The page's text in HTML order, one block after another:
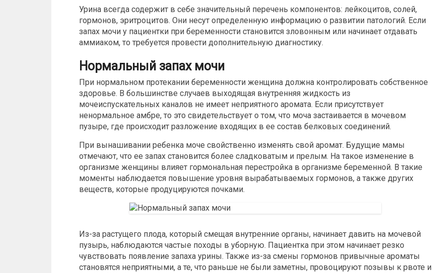
Урина всегда содержит в себе значительный перечень компонентов: лейкоцитов, солей,
гормонов, эритроцитов. Они несут определенную информацию о развитии патологий. Если
запах мочи у пациентки при беременности становится зловонным или начинает отдавать
аммиаком, то требуется провести дополнительную диагностику.
Нормальный запах мочи
При нормальном протекании беременности женщина должна контролировать собственное
здоровье. В большинстве случаев выходящая внутренняя жидкость из
мочеиспускательных каналов не имеет неприятного аромата. Если присутствует
ненормальное амбре, то это свидетельствует о том, что моча застаивается в мочевом
пузыре, где происходит разложение входящих в ее состав белковых соединений.
При вынашивании ребенка моче свойственно изменять свой аромат. Будущие мамы
отмечают, что ее запах становится более сладковатым и прелым. На такое изменение в
организме женщины влияет гормональная перестройка в организме беременной. В такие
моменты наблюдается повышение уровня вырабатываемых гормонов, а также других
веществ, которые продуцируются почками.
Из-за растущего плода, который смещая внутренние органы, начинает давить на мочевой
пузырь, наблюдаются частые походы в уборную. Пациентка при этом начинает резко
чувствовать появление запаха урины. Также из-за смены гормонов привычные ароматы
становятся неприятными, а те, что раньше не были заметны, провоцируют позывы к рвоте и